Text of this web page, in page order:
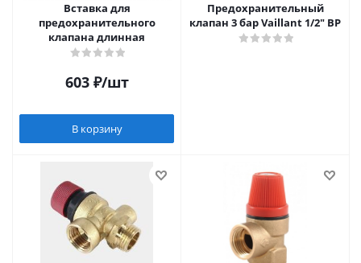
Вставка для
предохранительного
клапана длинная
603₽/шт
В корзину
Предохранительный
клапан 3 бар Vaillant 1/2" ВР